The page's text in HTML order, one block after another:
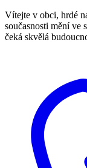
Vítejte v obci, hrdé
současnosti mění ve
čeká skvělá